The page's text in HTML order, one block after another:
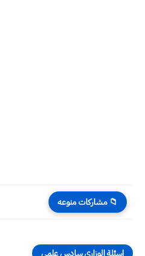
📁 مشاركات منوعه
اسئلة الوزاري سادس علمي